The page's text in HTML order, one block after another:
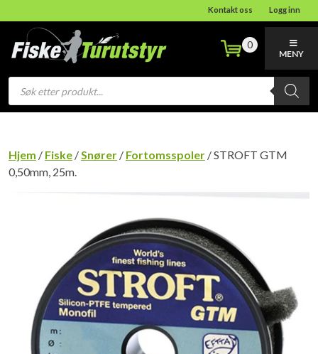
Kontakt oss Logg inn
Products
search
0
MENY
Hjem / Fiske /Snører / Fortomsspoler / STROFT GTM
0,50mm, 25m.